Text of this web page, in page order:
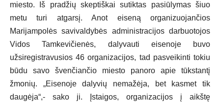
miesto. Iš pradžių skeptiškai sutiktas pasiūlymas šiuo
metu turi atgarsį. Anot eiseną organizuojančios
Marijampolės savivaldybės administracijos darbuotojos
Vidos Tamkevičienės, dalyvauti eisenoje buvo
užsiregistravusios 46 organizacijos, tad pasveikinti tokiu
būdu savo švenčiančio miesto panoro apie tūkstantį
žmonių. „Eisenoje dalyvių nemažėja, bet kasmet tik
daugėja“,- sako ji. Įstaigos, organizacijos į aikštę